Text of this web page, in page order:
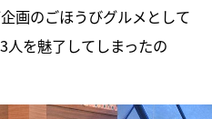
画のごほうびグルメとして
人を魅了してしまったの